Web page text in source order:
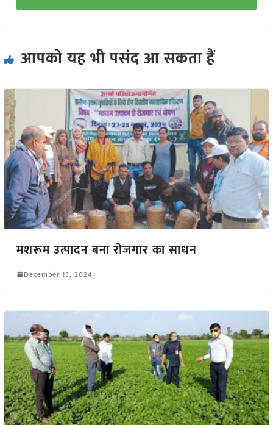
आपको यह भी पसंद आ सकता हैं
मशरूम उत्पादन बना रोजगार का साधन
December 13, 2024